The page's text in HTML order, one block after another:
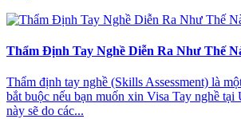
Thẩm Định Tay Nghề Diễn Ra Như Thế
Thẩm định tay nghề (Skills Assessment) là
bắt buộc nếu bạn muốn xin Visa Tay nghề tại
này sẽ do các...